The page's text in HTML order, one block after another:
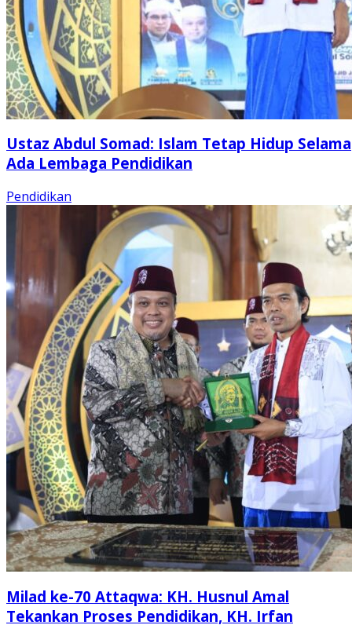
Ustaz Abdul Somad: Islam Tetap Hidup Selama
Ada Lembaga Pendidikan
Pendidikan
Milad ke-70 Attaqwa: KH. Husnul Amal
Tekankan Proses Pendidikan, KH. Irfan